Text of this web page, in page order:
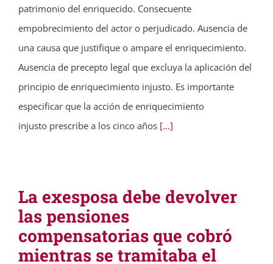
patrimonio del enriquecido. Consecuente
empobrecimiento del actor o perjudicado. Ausencia de
una causa que justifique o ampare el enriquecimiento.
Ausencia de precepto legal que excluya la aplicación del
principio de enriquecimiento injusto. Es importante
especificar que la acción de enriquecimiento
injusto prescribe a los cinco años [...]
La exesposa debe devolver
las pensiones
compensatorias que cobró
mientras se tramitaba el